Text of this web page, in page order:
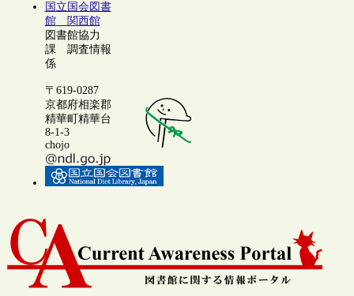
国立国会図書
館 関西館
図書館協力
課 調査情報
係
〒619-0287
京都府相楽郡
精華町精華台
8-1-3
chojo